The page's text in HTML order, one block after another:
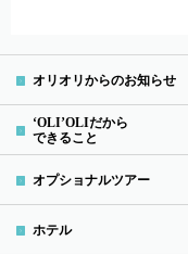
オリオリからのお知らせ
‘OLI’OLIだから
できること
オプショナルツアー
ホテル